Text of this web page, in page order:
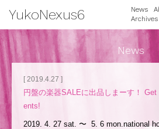
YukoNexus6 News
Archives
News
[ 2019.4.27 ]
円盤の楽器SALEに出品しまーす！
ents!
2019. 4. 27 sat. 〜 5. 6 mon.national